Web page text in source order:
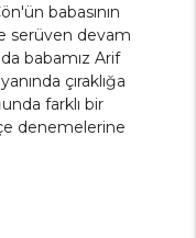
babasının
serüven devam
babamız Arif
çıraklığa
farklı bir
denemelerine